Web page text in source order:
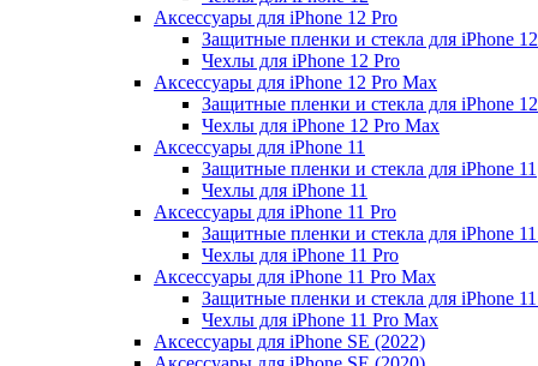
Аксессуары для iPhone 12 Pro
Защитные пленки и стекла для iPhone
Чехлы для iPhone 12 Pro
Аксессуары для iPhone 12 Pro Max
Защитные пленки и стекла для iPhone
Чехлы для iPhone 12 Pro Max
Аксессуары для iPhone 11
Защитные пленки и стекла для iPhone 11
Чехлы для iPhone 11
Аксессуары для iPhone 11 Pro
Защитные пленки и стекла для iPhone
Чехлы для iPhone 11 Pro
Аксессуары для iPhone 11 Pro Max
Защитные пленки и стекла для iPhone
Чехлы для iPhone 11 Pro Max
Аксессуары для iPhone SE (2022)